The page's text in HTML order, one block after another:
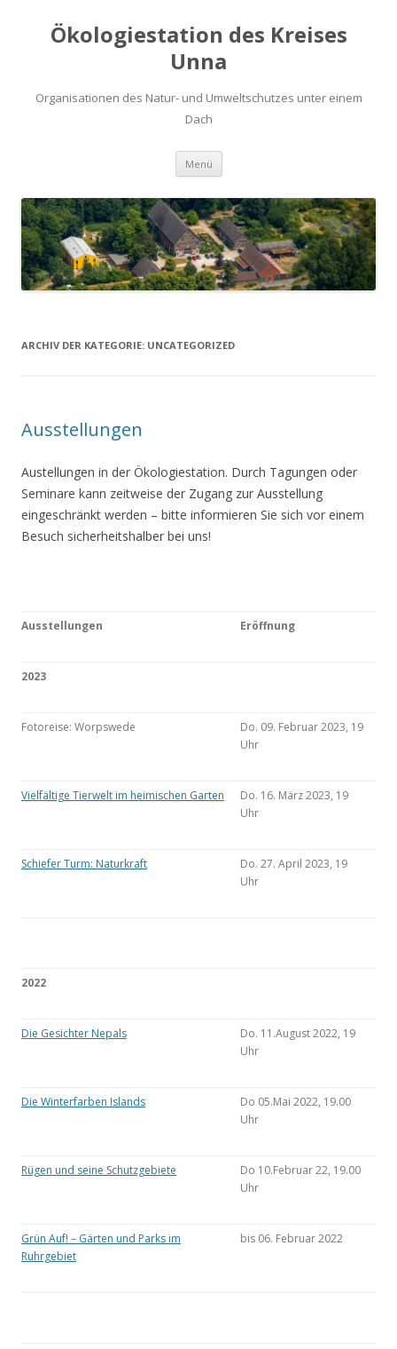
Ökologiestation des Kreises
Unna
Organisationen des Natur- und Umweltschutzes unter einem
Dach
Menü Zum
springen
ARCHIV DER KATEGORIE: UNCATEGORIZED
Ausstellungen
Austellungen in der Ökologiestation. Durch Tagungen oder
Seminare kann zeitweise der Zugang zur Ausstellung
eingeschränkt werden – bitte informieren Sie sich vor einem
Besuch sicherheitshalber bei uns!
Ausstellungen Eröffnung
2023
Fotoreise: Worpswede
Do. 09. Februar 2023, 19
Uhr
Vielfältige Tierwelt im heimischen Garten
Do. 16. März 2023, 19
Uhr
Schiefer Turm: Naturkraft
Do. 27. April 2023, 19
Uhr
2022
Die Gesichter Nepals
Do. 11.August 2022, 19
Uhr
Die Winterfarben Islands
Do 05.Mai 2022, 19.00
Uhr
Rügen und seine Schutzgebiete
Do 10.Februar 22, 19.00
Uhr
Grün Auf! – Gärten und Parks im
Ruhrgebiet
bis 06. Februar 2022